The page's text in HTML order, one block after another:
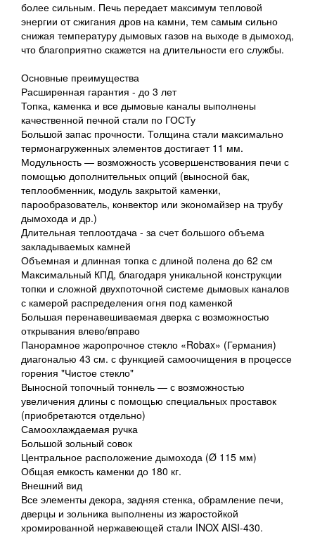
более сильным. Печь передает максимум тепловой
энергии от сжигания дров на камни, тем самым сильно
снижая температуру дымовых газов на выходе в дымоход,
что благоприятно скажется на длительности его службы.
Основные преимущества
Расширенная гарантия - до 3 лет
Топка, каменка и все дымовые каналы выполнены
качественной печной стали по ГОСТу
Большой запас прочности. Толщина стали максимально
термонагруженных элементов достигает 11 мм.
Модульность — возможность усовершенствования печи с
помощью дополнительных опций (выносной бак,
теплообменник, модуль закрытой каменки,
парообразователь, конвектор или экономайзер на трубу
дымохода и др.)
Длительная теплоотдача - за счет большого объема
закладываемых камней
Объемная и длинная топка с длиной полена до 62 см
Максимальный КПД, благодаря уникальной конструкции
топки и сложной двухпоточной системе дымовых каналов
с камерой распределения огня под каменкой
Большая перенавешиваемая дверка с возможностью
открывания влево/вправо
Панорамное жаропрочное стекло «Robax» (Германия)
диагональю 43 см. с функцией самоочищения в процессе
горения "Чистое стекло"
Выносной топочный тоннель — с возможностью
увеличения длины с помощью специальных проставок
(приобретаются отдельно)
Самоохлаждаемая ручка
Большой зольный совок
Центральное расположение дымохода (Ø 115 мм)
Общая емкость каменки до 180 кг.
Внешний вид
Все элементы декора, задняя стенка, обрамление печи,
дверцы и зольника выполнены из жаростойкой
хромированной нержавеющей стали INOX AISI-430.